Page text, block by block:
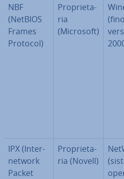
NBF
(NetBIOS
Frames
Protocol)
Pro­prie­ta­
ria
(Microsoft)
IPX (In­ter­
net­work
Packet
Pro­prie­ta­
ria (Novell)